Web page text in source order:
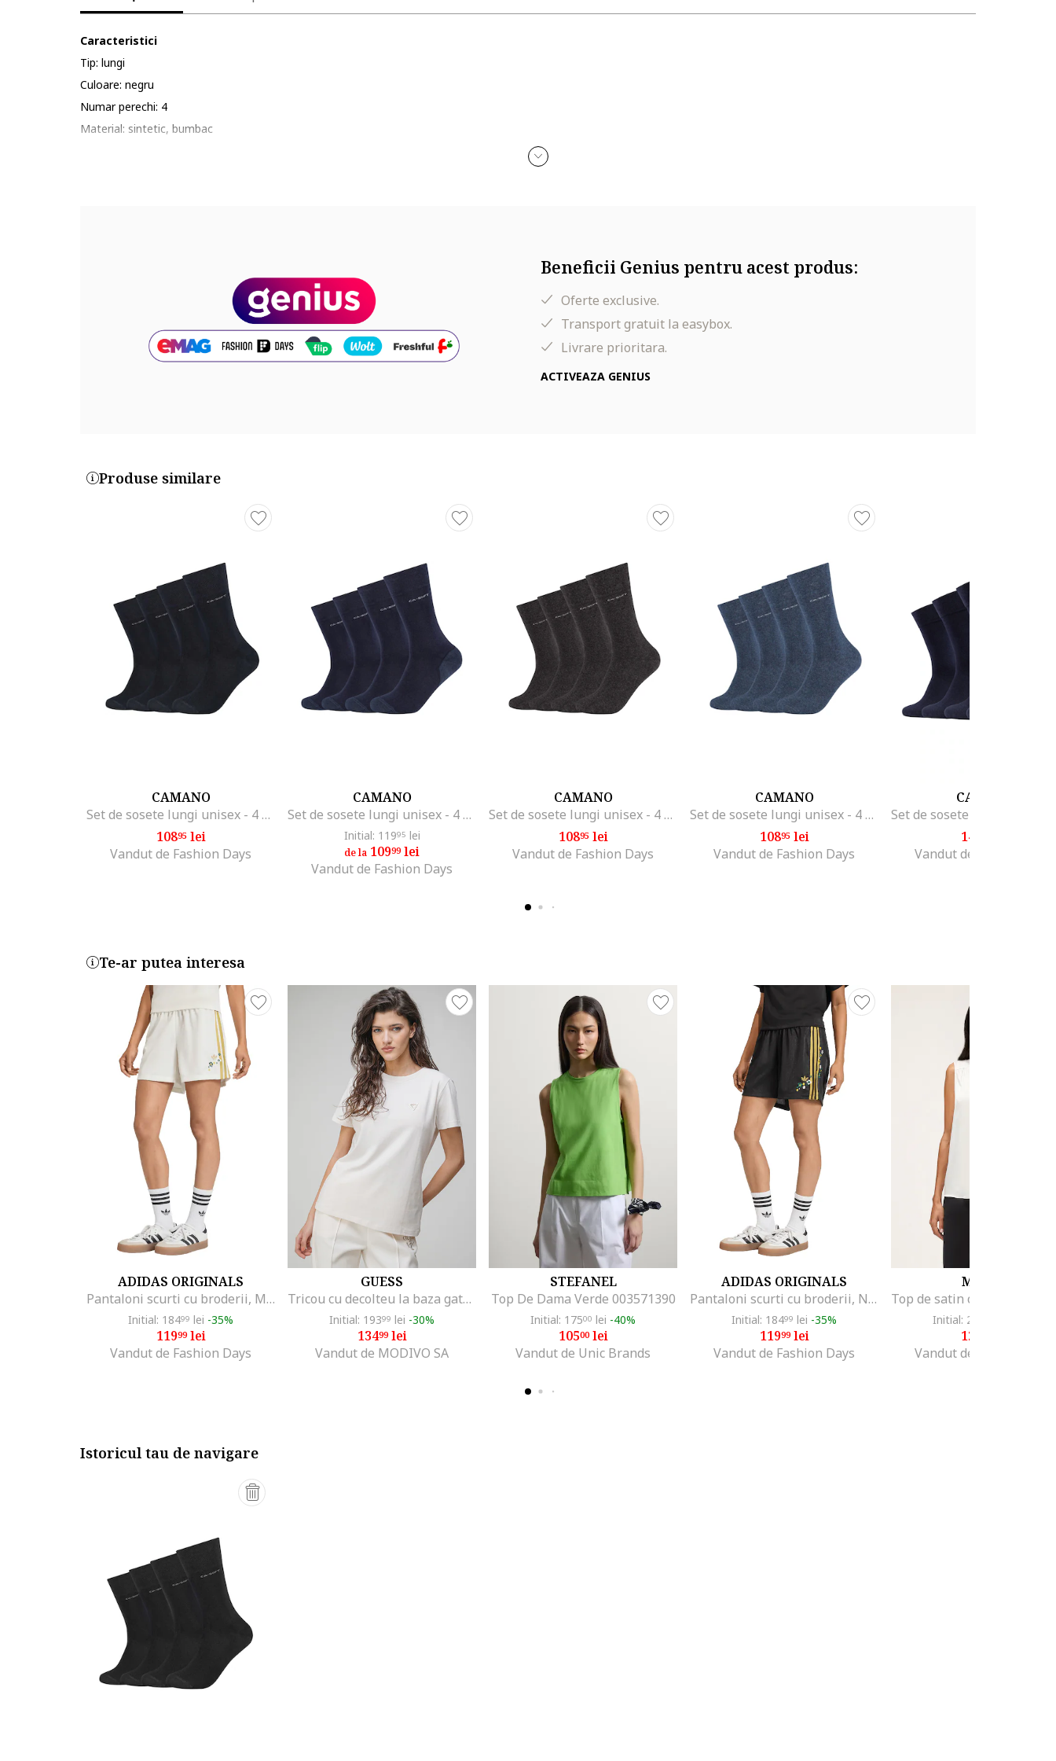
Caracteristici
Tip: lungi
Culoare: negru
Numar perechi: 4
Material: sintetic, bumbac
Beneficii Genius pentru acest produs:
Oferte exclusive.
Transport gratuit la easybox.
Livrare prioritara.
ACTIVEAZA GENIUS
Produse similare
CAMANO
Set de sosete lungi unisex - 4 perechi, Bleumarin
10895lei
Vandut de Fashion Days
CAMANO
Set de sosete lungi unisex - 4 perechi, Bleumarin
Initial: 11995 lei
de la 10999lei
Vandut de Fashion Days
CAMANO
Set de sosete lungi unisex - 4 perechi, Gri antracit
10895lei
Vandut de Fashion Days
CAMANO
Set de sosete lungi unisex - 4 perechi, Albastru
10895lei
Vandut de Fashion Days
CAMANO
142
Vandut de Fashion Days
Te-ar putea interesa
ADIDAS ORIGINALS
Pantaloni scurti cu broderii, Maro deschis/Alb murdar
Initial: 18499 lei -35%
11999lei
Vandut de Fashion Days
GUESS
Tricou cu decolteu la baza gatului si aplicatie logo discreta, Alb fildes
Initial: 19399 lei -30%
13499lei
Vandut de MODIVO SA
STEFANEL
Top De Dama Verde 003571390
Initial: 17500 lei -40%
10500lei
Vandut de Unic Brands
ADIDAS ORIGINALS
Pantaloni scurti cu broderii, Negru/Maro deschis
Initial: 18499 lei -35%
11999lei
Vandut de Fashion Days
MOTIVI
Initial: 259
126
Vandut de Fashion Days
Istoricul tau de navigare